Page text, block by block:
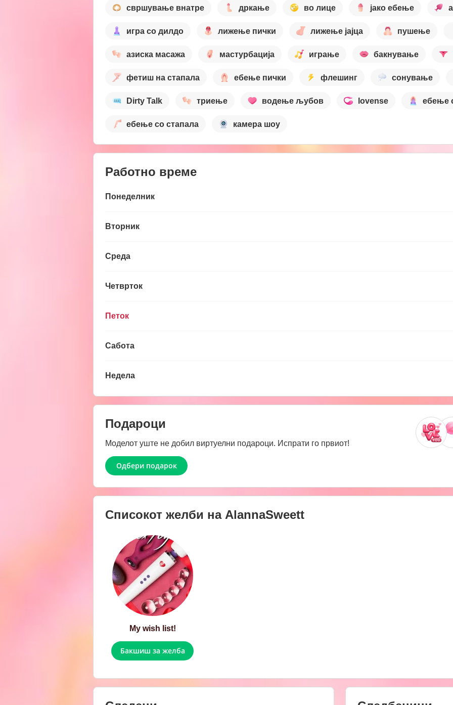
свршување внатре дркање во лице јако ебење
игра со дилдо лижење пички лижење јајца пушење
азиска масажа мастурбација играње бакнување
фетиш на стапала ебење пички флешинг сонување
Dirty Talk триење водење љубов lovense ебење
ебење со стапала камера шоу
Работно време
Понеделник
Вторник
Среда
Четврток
Петок
Сабота
Недела
Подароци
Моделот уште не добил виртуелни подароци. Испрати го првиот!
Одбери подарок
Списокот желби на AlannaSweett
My wish list!
Бакшиш за желба